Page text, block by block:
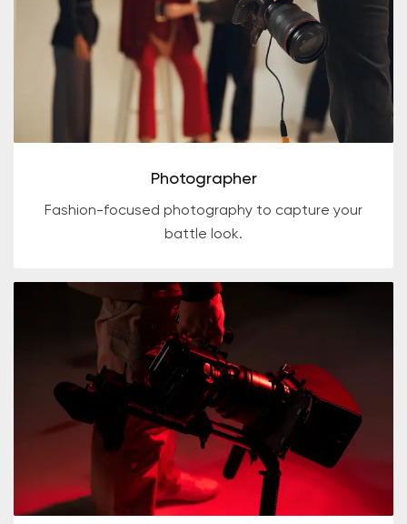
Photographer
Fashion-focused photography to capture your
battle look.